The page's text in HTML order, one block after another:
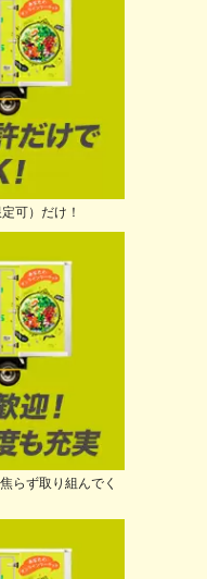
可）だけ！
らず取り組んでく